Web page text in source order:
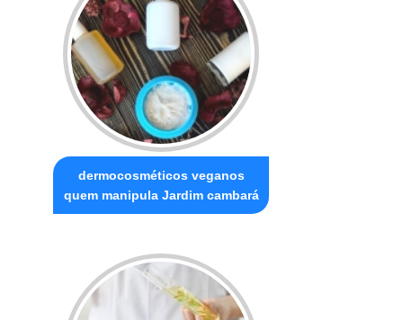
dermocosméticos veganos
quem manipula Jardim cambará